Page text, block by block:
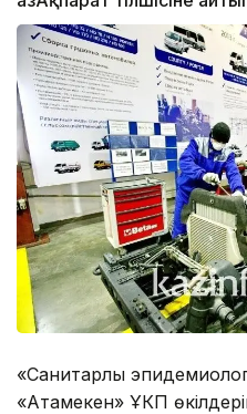
«Санитарлық
«Атамекен» ҰКП